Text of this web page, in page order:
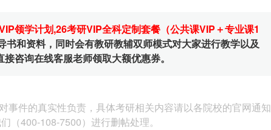
领学计划,26考研VIP全科定制套餐（公共课VIP＋专业课1
书和资料，同时会有教研教辅双师模式对大家进行教学以及
咨询在线客服老师领取大额优惠券。
事件的真实性负责，具体考研相关内容请以各院校的官网通知
（400-108-7500）进行删帖处理。